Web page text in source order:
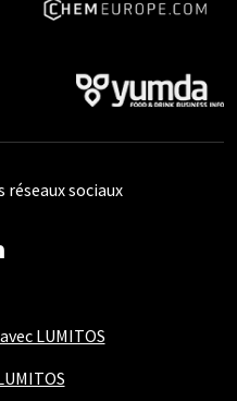
LUMITOS
réseaux sociaux